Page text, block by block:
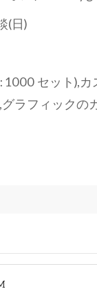
(日)
セット),
ラフィックの